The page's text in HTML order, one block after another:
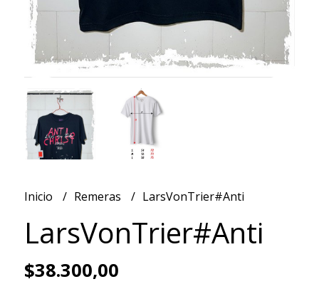
Inicio Remeras LarsVonTrier#Anti
LarsVonTrier#Anti
$38.300,00